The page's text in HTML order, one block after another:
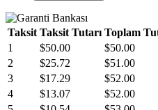
Taksit Taksit Tutarı Toplam
1
$50.00
$50.00
2
$25.72
$51.00
3
$17.29
$52.00
4
$13.07
$52.00